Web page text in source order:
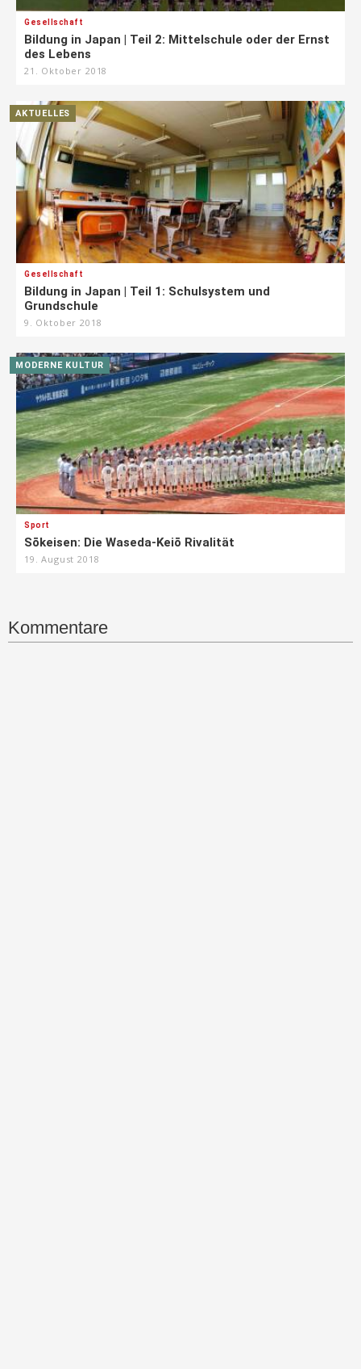
Gesellschaft
Bildung in Japan | Teil 2: Mittelschule oder der Ernst
des Lebens
21. Oktober 2018
AKTUELLES
Gesellschaft
Bildung in Japan | Teil 1: Schulsystem und
Grundschule
9. Oktober 2018
MODERNE KULTUR
Sport
Sōkeisen: Die Waseda-Keiō Rivalität
19. August 2018
Kommentare